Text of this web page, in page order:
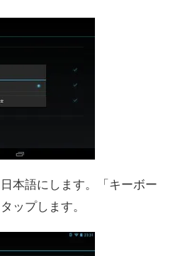
本語にします。「キーボー
ップします。